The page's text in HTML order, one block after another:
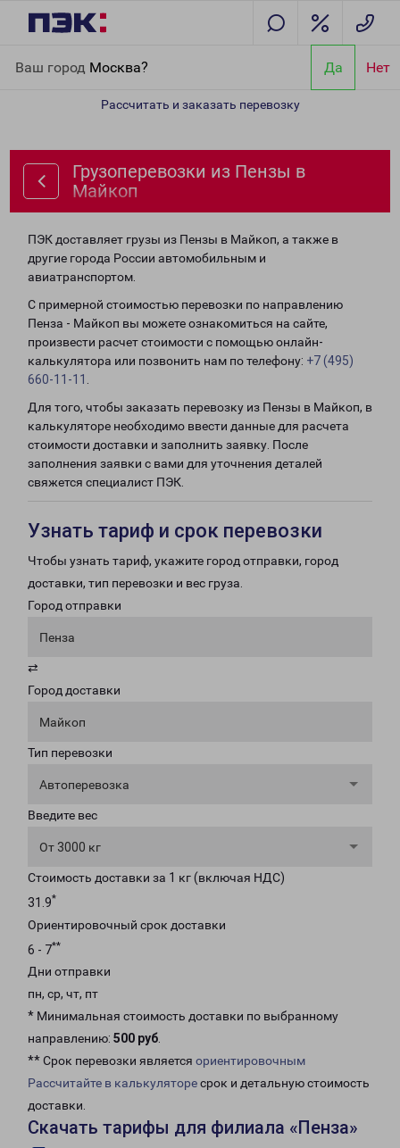
Ваш город Москва? Да Нет
Рассчитать и заказать перевозку
Грузоперевозки из Пензы в
Майкоп
ПЭК доставляет грузы из Пензы в Майкоп, а также в
другие города России автомобильным и
авиатранспортом.
С примерной стоимостью перевозки по направлению
Пенза - Майкоп вы можете ознакомиться на сайте,
произвести расчет стоимости с помощью онлайн-
калькулятора или позвонить нам по телефону: +7 (495)
660-11-11
Для того, чтобы заказать перевозку из Пензы в Майкоп, в
калькуляторе необходимо ввести данные для расчета
стоимости доставки и заполнить заявку. После
заполнения заявки с вами для уточнения деталей
свяжется специалист ПЭК.
Узнать тариф и срок перевозки
Чтобы узнать тариф, укажите город отправки, город
доставки, тип перевозки и вес груза.
Город отправки
Пенза
⇄
Город доставки
Майкоп
Тип перевозки
Автоперевозка
Введите вес
От 3000 кг
Стоимость доставки за 1 кг (включая НДС)
31.9*
Ориентировочный срок доставки
6 - 7**
Дни отправки
пн, ср, чт, пт
* Минимальная стоимость доставки по выбранному
направлению: 500 руб.
** Срок перевозки является ориентировочным
Рассчитайте в калькуляторесрок и детальную стоимость
доставки.
Скачать тарифы для филиала «Пенза»